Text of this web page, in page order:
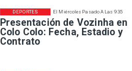
El Miércoles Pasado A Las 9:35
Presentación de Vozinha en
Colo Colo: Fecha, Estadio y
Contrato
DEPORTES